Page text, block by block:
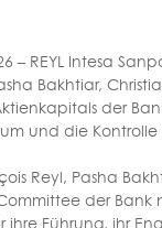
– REYL Intesa
Bakhtiar,
der
und die Kontrolle
Reyl, Pasha
der Bank
ihre Führung, ihr